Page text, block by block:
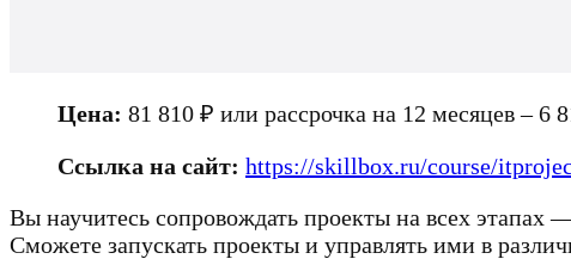
Цена: 81 810 ₽ или рассрочка на 12 месяцев – 6
Ссылка на сайт: https://skillbox.ru/course/
Вы научитесь сопровождать проекты на всех
Сможете запускать проекты и управлять ими в